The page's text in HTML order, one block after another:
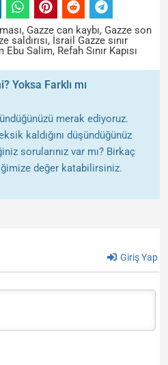
, Gazze can kaybı, Gazze son
saldırısı, İsrail Gazze sınır
Ebu Salim, Refah Sınır Kapısı
Yoksa Farklı mı
merak ediyoruz.
kaldığını düşündüğünüz
sorularınız var mı? Birkaç
değer katabilirsiniz.
Giriş Yap